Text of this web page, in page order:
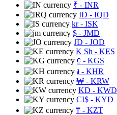
₹ - INR
ID - IQD
kr- ISK
$ - JMD
JD - JOD
K Sh - KES
⃀ - KGS
៛ - KHR
₩ - KRW
KD - KWD
CI$ - KYD
₸ - KZT